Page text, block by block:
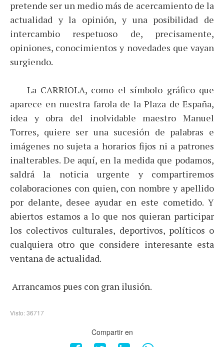
pretende ser un medio más de acercamiento de la
actualidad y la opinión, y una posibilidad de
intercambio respetuoso de, precisamente,
opiniones, conocimientos y novedades que vayan
surgiendo.
La CARRIOLA, como el símbolo gráfico que
aparece en nuestra farola de la Plaza de España,
idea y obra del inolvidable maestro Manuel
Torres, quiere ser una sucesión de palabras e
imágenes no sujeta a horarios fijos ni a patrones
inalterables. De aquí, en la medida que podamos,
saldrá la noticia urgente y compartiremos
colaboraciones con quien, con nombre y apellido
por delante, desee ayudar en este cometido. Y
abiertos estamos a lo que nos quieran participar
los colectivos culturales, deportivos, políticos o
cualquiera otro que considere interesante esta
ventana de actualidad.
Arrancamos pues con gran ilusión.
Visto: 36717
Compartir en